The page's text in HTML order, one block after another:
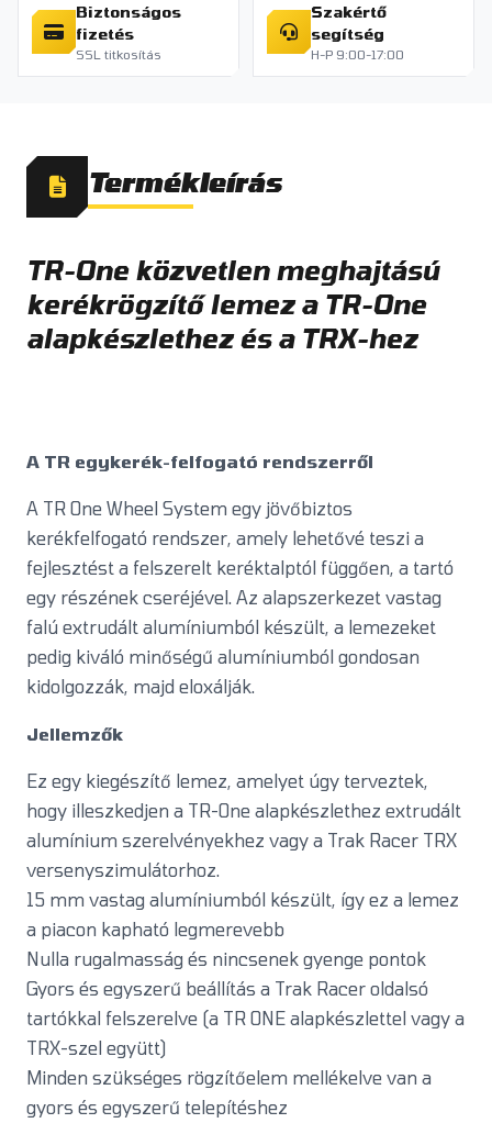
Biztonságos
fizetés
SSL titkosítás
Szakértő
segítség
H-P 9:00-17:00
Termékleírás
TR-One közvetlen meghajtású
kerékrögzítő lemez a TR-One
alapkészlethez és a TRX-hez
A TR egykerék-felfogató rendszerről
A TR One Wheel System egy jövőbiztos
kerékfelfogató rendszer, amely lehetővé teszi a
fejlesztést a felszerelt keréktalptól függően, a tartó
egy részének cseréjével. Az alapszerkezet vastag
falú extrudált alumíniumból készült, a lemezeket
pedig kiváló minőségű alumíniumból gondosan
kidolgozzák, majd eloxálják.
Jellemzők
Ez egy kiegészítő lemez, amelyet úgy terveztek,
hogy illeszkedjen a TR-One alapkészlethez extrudált
alumínium szerelvényekhez vagy a Trak Racer TRX
versenyszimulátorhoz.
15 mm vastag alumíniumból készült, így ez a lemez
a piacon kapható legmerevebb
Nulla rugalmasság és nincsenek gyenge pontok
Gyors és egyszerű beállítás a Trak Racer oldalsó
tartókkal felszerelve (a TR ONE alapkészlettel vagy a
TRX-szel együtt)
Minden szükséges rögzítőelem mellékelve van a
gyors és egyszerű telepítéshez